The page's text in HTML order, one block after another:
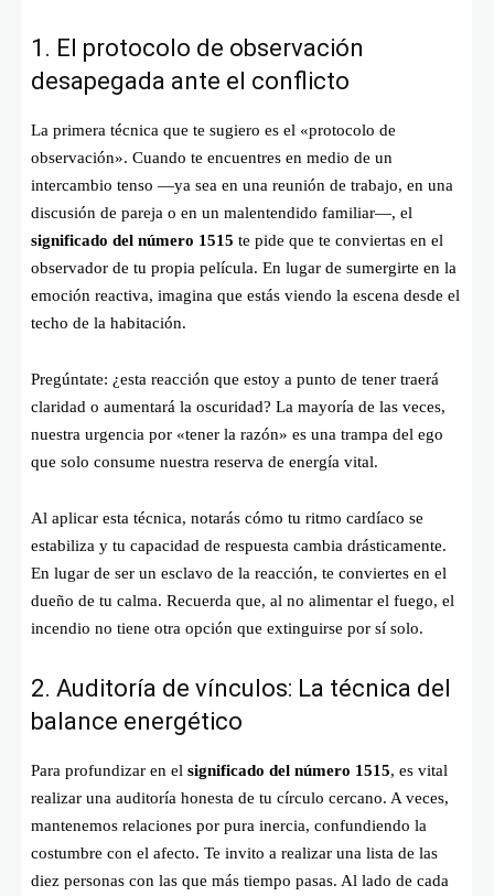
1. El protocolo de observación
desapegada ante el conflicto
La primera técnica que te sugiero es el «protocolo de
observación». Cuando te encuentres en medio de un
intercambio tenso —ya sea en una reunión de trabajo, en una
discusión de pareja o en un malentendido familiar—, el
significado del número 1515 te pide que te conviertas en el
observador de tu propia película. En lugar de sumergirte en la
emoción reactiva, imagina que estás viendo la escena desde el
techo de la habitación.
Pregúntate: ¿esta reacción que estoy a punto de tener traerá
claridad o aumentará la oscuridad? La mayoría de las veces,
nuestra urgencia por «tener la razón» es una trampa del ego
que solo consume nuestra reserva de energía vital.
Al aplicar esta técnica, notarás cómo tu ritmo cardíaco se
estabiliza y tu capacidad de respuesta cambia drásticamente.
En lugar de ser un esclavo de la reacción, te conviertes en el
dueño de tu calma. Recuerda que, al no alimentar el fuego, el
incendio no tiene otra opción que extinguirse por sí solo.
2. Auditoría de vínculos: La técnica del
balance energético
Para profundizar en el significado del número 1515, es vital
realizar una auditoría honesta de tu círculo cercano. A veces,
mantenemos relaciones por pura inercia, confundiendo la
costumbre con el afecto. Te invito a realizar una lista de las
diez personas con las que más tiempo pasas. Al lado de cada